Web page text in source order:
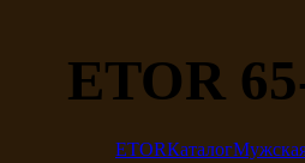
ETOR
ETORКаталог